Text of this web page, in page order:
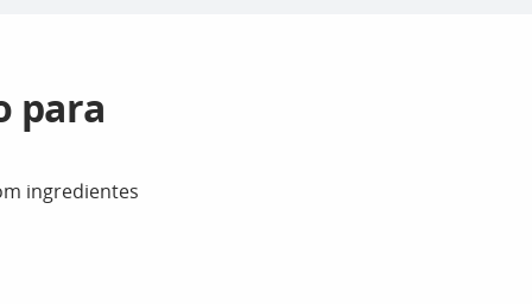
para
ingredientes